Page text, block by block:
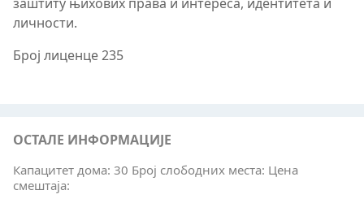
личности.
Број лиценце 235
ОСТАЛЕ ИНФОРМАЦИЈЕ
Капацитет дома: 30 Број слободних места: Цена
смештаја: